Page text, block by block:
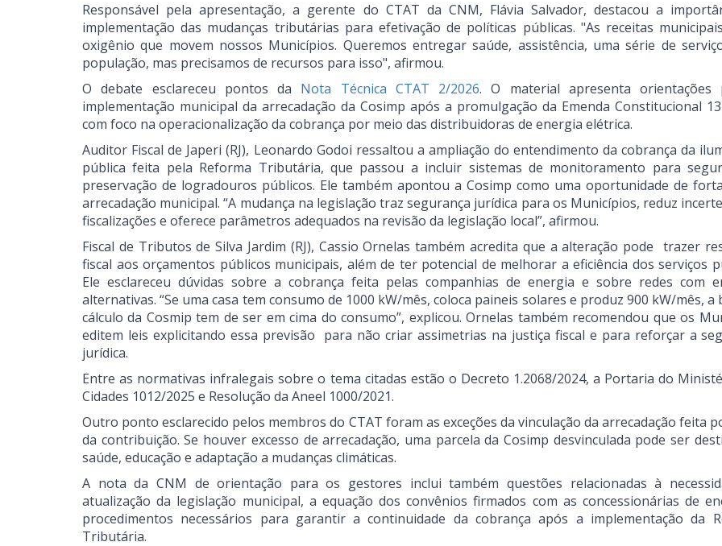
Responsável pela apresentação, a gerente do CTAT da CNM, Flávia Salvador, destacou a
implementação das mudanças tributárias para efetivação de políticas públicas. "As receitas
oxigênio que movem nossos Municípios. Queremos entregar saúde, assistência, uma série de
população, mas precisamos de recursos para isso", afirmou.
O debate esclareceu pontos da Nota Técnica CTAT 2/2026. O material apresenta orientações
implementação municipal da arrecadação da Cosimp após a promulgação da Emenda Constitucional
com foco na operacionalização da cobrança por meio das distribuidoras de energia elétrica.
Auditor Fiscal de Japeri (RJ), Leonardo Godoi ressaltou a ampliação do entendimento da cobrança da
pública feita pela Reforma Tributária, que passou a incluir sistemas de monitoramento para
preservação de logradouros públicos. Ele também apontou a Cosimp como uma oportunidade de
arrecadação municipal. “A mudança na legislação traz segurança jurídica para os Municípios, reduz
fiscalizações e oferece parâmetros adequados na revisão da legislação local”, afirmou.
Fiscal de Tributos de Silva Jardim (RJ), Cassio Ornelas também acredita que a alteração pode trazer
fiscal aos orçamentos públicos municipais, além de ter potencial de melhorar a eficiência dos serviços
Ele esclareceu dúvidas sobre a cobrança feita pelas companhias de energia e sobre redes com
alternativas. “Se uma casa tem consumo de 1000 kW/mês, coloca paineis solares e produz 900 kW/mês, a
cálculo da Cosmip tem de ser em cima do consumo”, explicou. Ornelas também recomendou que os
editem leis explicitando essa previsão para não criar assimetrias na justiça fiscal e para reforçar a
jurídica.
Entre as normativas infralegais sobre o tema citadas estão o Decreto 1.2068/2024, a Portaria do
Cidades 1012/2025 e Resolução da Aneel 1000/2021.
Outro ponto esclarecido pelos membros do CTAT foram as exceções da vinculação da arrecadação feita
da contribuição. Se houver excesso de arrecadação, uma parcela da Cosimp desvinculada pode ser
saúde, educação e adaptação a mudanças climáticas.
A nota da CNM de orientação para os gestores inclui também questões relacionadas à
atualização da legislação municipal, a equação dos convênios firmados com as concessionárias de
procedimentos necessários para garantir a continuidade da cobrança após a implementação da
Tributária.